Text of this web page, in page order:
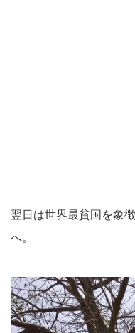
翌日は世界最貧国を象
へ。